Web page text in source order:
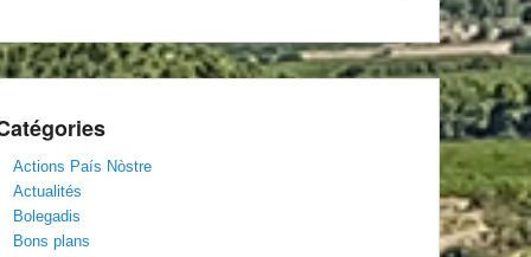
Actions País Nòstre
Actualités
Bolegadis
Bons plans